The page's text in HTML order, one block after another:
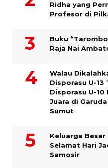
Ridha yang
Profesor di
Buku
Raja Nai
Walau
Disporasu U-13
Disporasu U-10
Juara di
Sumut
Keluarga
Selamat Hari
Samosir